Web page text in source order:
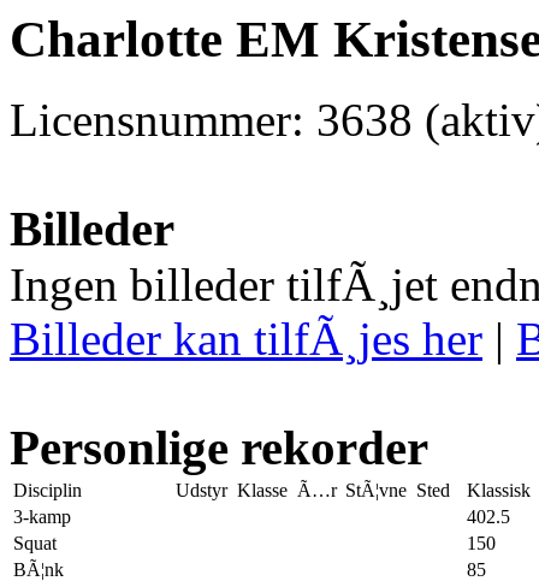
Charlotte EM
Licensnummer: 3638
Billeder
Ingen billeder tilfÃ¸jet
Billeder kan tilfÃ¸jes her |
Personlige rekorder
Disciplin Udstyr Klasse Ã…r StÃ¦vne Sted
Klassisk
3-kamp
402.5
Squat
150
BÃ¦nk
85